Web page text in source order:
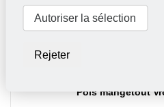
Autoriser la sélection
Rejeter
Pois mangetout